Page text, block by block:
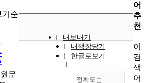
기순
원문
내보내기
내책장담기
한글로보기
정확도순
1
어
추
천
이
검
색
어